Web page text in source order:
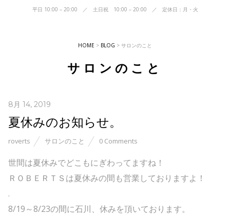
平日 10:00 – 20:00 ／ 土日祝 10:00 – 20:00 ／ 定休日：月・火
HOME > BLOG > サロンのこと
サロンのこと
8月 14, 2019
夏休みのお知らせ。
roverts サロンのこと 0 Comments
世間は夏休みでどこもにぎわってますね！
ＲＯＢＥＲＴＳは夏休みの間も営業しておりますよ！
.
8/19～8/23の間に石川、休みを頂いております。